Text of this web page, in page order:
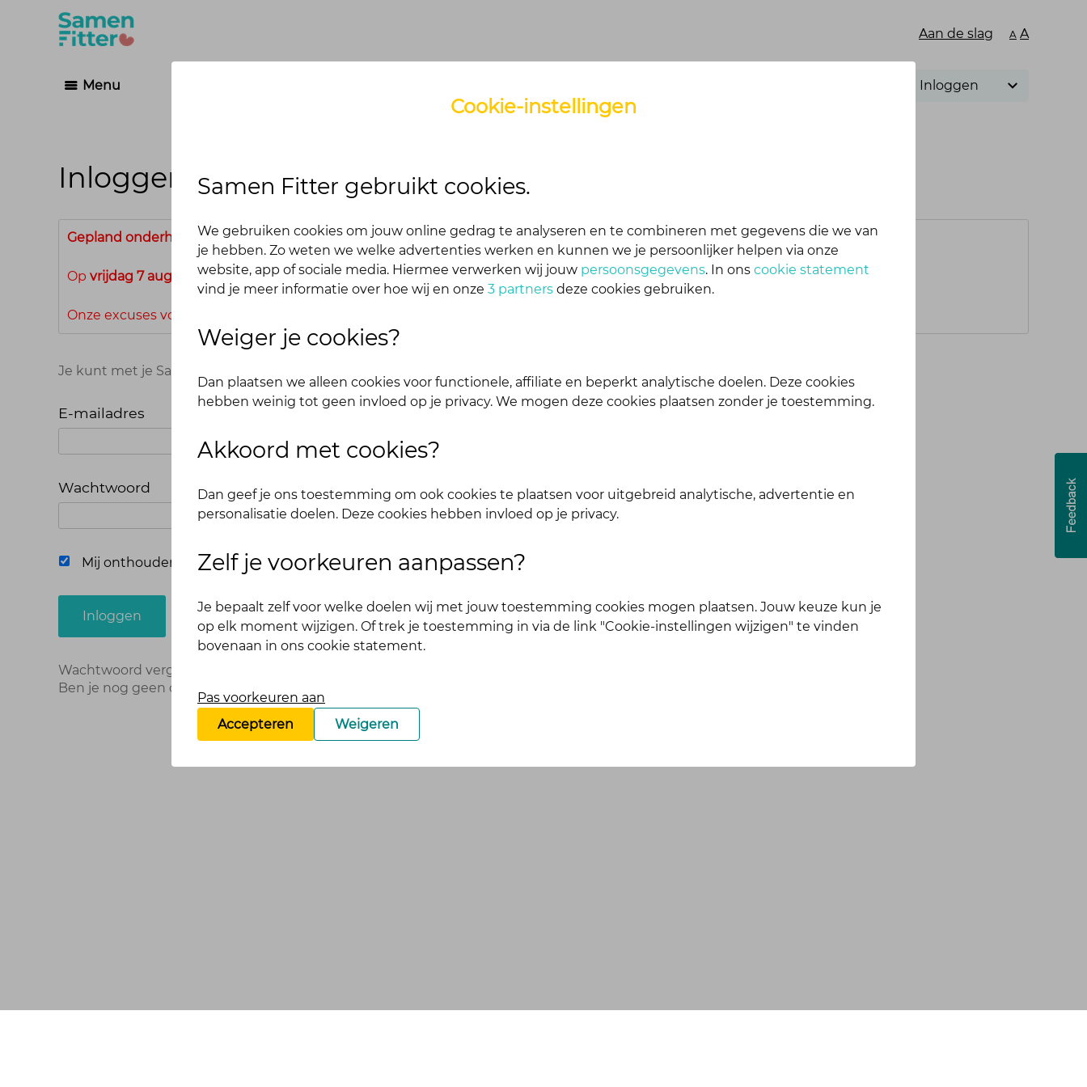
Aan de slag A A
Menu Inloggen
Inloggen
Gepland onderhoud
Op vrijdag 7 augustus 2026 van 07.00 tot 08.00 uur kun je mogelijk niet inloggen.
Onze excuses voor het ongemak.
Je kunt met je Samen Fitter inloggegevens op alle onderdelen inloggen. Dus één account voor website, app en webshop.
E-mailadres
Wachtwoord
Mij onthouden
Inloggen
Wachtwoord vergeten?
Ben je nog geen deelnemer?
Cookie-instellingen
Samen Fitter gebruikt cookies.
We gebruiken cookies om jouw online gedrag te analyseren en te combineren met gegevens die we van
je hebben. Zo weten we welke advertenties werken en kunnen we je persoonlijker helpen via onze
website, app of sociale media. Hiermee verwerken wij jouw persoonsgegevens. In ons cookie statement
vind je meer informatie over hoe wij en onze 3 partners deze cookies gebruiken.
Weiger je cookies?
Dan plaatsen we alleen cookies voor functionele, affiliate en beperkt analytische doelen. Deze cookies
hebben weinig tot geen invloed op je privacy. We mogen deze cookies plaatsen zonder je toestemming.
Akkoord met cookies?
Dan geef je ons toestemming om ook cookies te plaatsen voor uitgebreid analytische, advertentie en
personalisatie doelen. Deze cookies hebben invloed op je privacy.
Zelf je voorkeuren aanpassen?
Je bepaalt zelf voor welke doelen wij met jouw toestemming cookies mogen plaatsen. Jouw keuze kun je
op elk moment wijzigen. Of trek je toestemming in via de link "Cookie-instellingen wijzigen" te vinden
bovenaan in ons cookie statement.
Pas voorkeuren aan
Accepteren
Weigeren